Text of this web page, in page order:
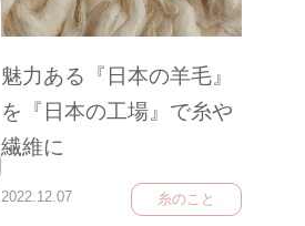
魅力ある『日本の羊毛』
を『日本の工場』で糸や
繊維に
2022.12.07 糸のこと